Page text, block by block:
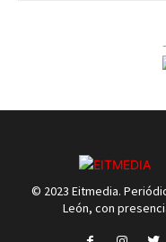
© 2023 Eitmedia.
León, con